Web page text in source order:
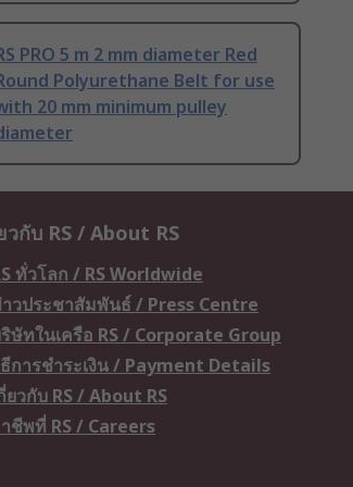
PRO 5 m 2 mm diameter Red
Polyurethane Belt for use
20 mm minimum pulley
วกับ RS / About RS
ทั่วโลก / RS Worldwide
วประชาสัมพันธ์ / Press Centre
ษัทในเครือ RS / Corporate Group
การชำระเงิน / Payment Details
ยวกับ RS / About RS
ชีพที่ RS / Careers